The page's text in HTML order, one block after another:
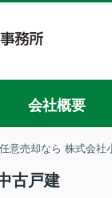
会社概要
意売却なら 株式会社
古戸建